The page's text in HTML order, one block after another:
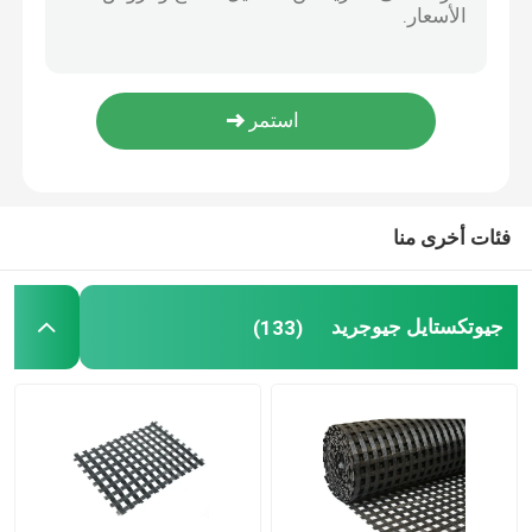
نسيج الصرف المموه
بطانة بركة غشاء أرضي
جيوتكستايل Geobag
التحكم في تآكل Geomat
فئات أخرى منا
جيوتكستايل جيوجريد (133)